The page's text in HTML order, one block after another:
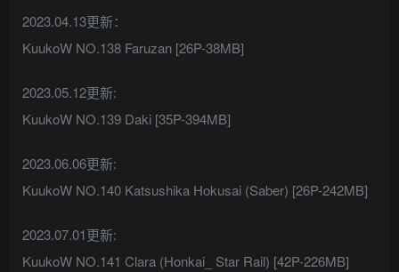
2023.04.13更新：
KuukoW NO.138 Faruzan [26P-38MB]
2023.05.12更新:
KuukoW NO.139 Daki [35P-394MB]
2023.06.06更新:
KuukoW NO.140 Katsushika Hokusai (Saber) [26P-242MB]
2023.07.01更新:
KuukoW NO.141 Clara (Honkai_ Star Rail) [42P-226MB]